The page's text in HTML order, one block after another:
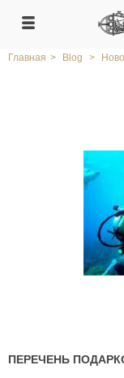
Главная > Blog >
ПЕРЕЧЕНЬ